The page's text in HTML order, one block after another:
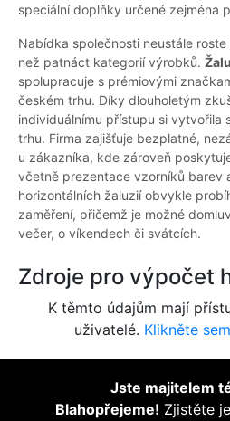
speciální doplňky určené zejména
Nabídka společnosti neustále
než patnáct kategorií výrobků.
spolupracuje s prémiovými
českém trhu. Díky dlouholetým
individuálnímu přístupu si vytvořila
trhu. Firma zajišťuje bezplatné,
u zákazníka, kde zároveň
včetně prezentace vzorníků barev
horizontálních žaluzií obvykle
zaměření, přičemž je možné
večer, o víkendech či svátcích.
Zdroje pro výpočet
K těmto údajům mají
uživatelé. Klikněte
Jste majitelem
Blahopřejeme! Zjistěte